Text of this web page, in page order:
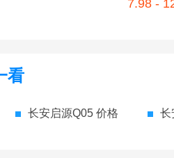
7.98 -
看
长安启源Q05 价格 长